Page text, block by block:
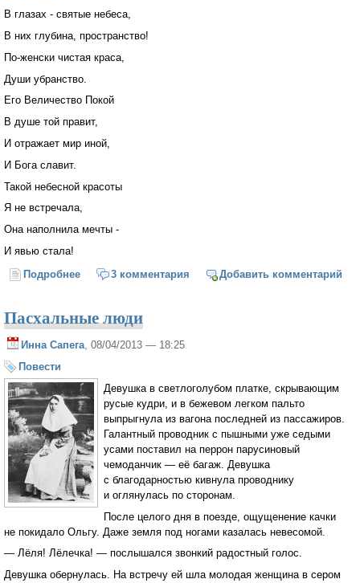
В глазах - святые небеса,
В них глубина, пространство!
По-женски чистая краса,
Души убранство.
Его Величество Покой
В душе той правит,
И отражает мир иной,
И Бога славит.
Такой небесной красоты
Я не встречала,
Она наполнила мечты -
И явью стала!
Подробнее о Красота небесная
3 комментария Добавить комментарий
Пасхальные люди
Инна Сапега, 08/04/2013 — 18:25
Повести
Девушка в светлоголубом платке, скрывающим
русые кудри, и в бежевом легком пальто
выпрыгнула из вагона последней из пассажиров.
Галантный проводник с пышными уже седыми
усами поставил на перрон парусиновый
чемоданчик — её багаж. Девушка
с благодарностью кивнула проводнику
и оглянулась по сторонам.
После целого дня в поезде, ощущенение качки
не покидало Ольгу. Даже земля под ногами казалась невесомой.
— Лёля! Лёлечка! — послышался звонкий радостный голос.
Девушка обернулась. На встречу ей шла молодая женщина в сером